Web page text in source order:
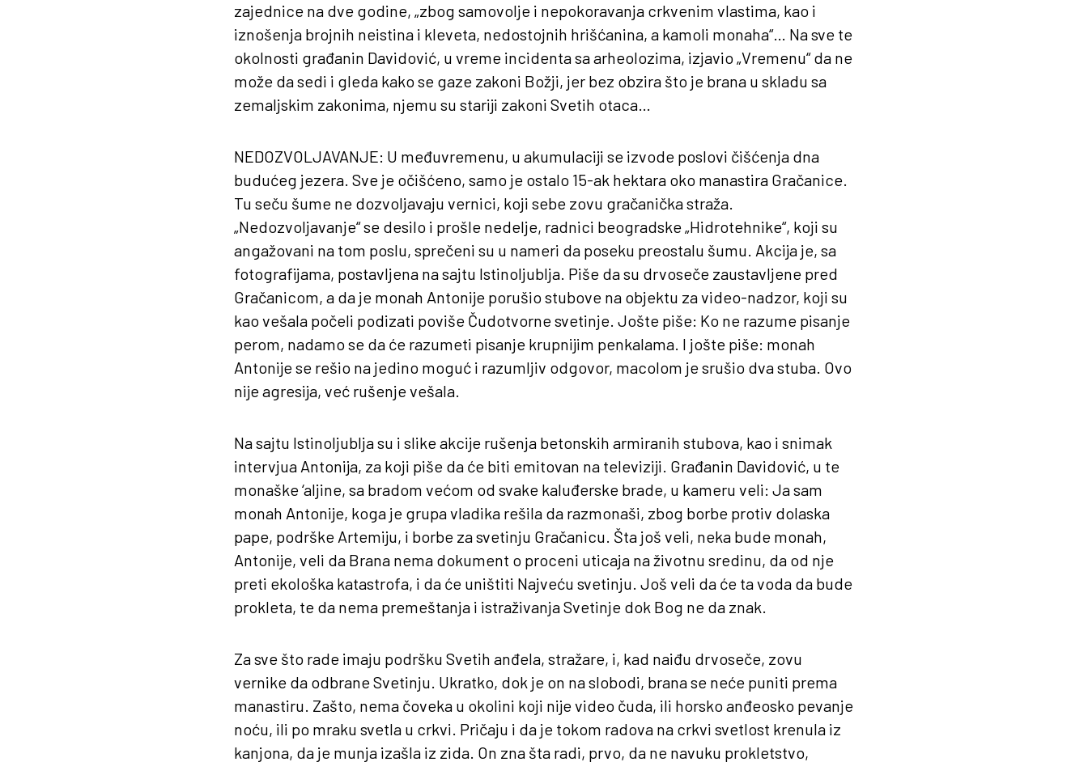
zajednice na dve godine, „zbog samovolje i nepokoravanja crkvenim vlastima, kao i
iznošenja brojnih neistina i kleveta, nedostojnih hrišćanina, a kamoli monaha“… Na sve te
okolnosti građanin Davidović, u vreme incidenta sa arheolozima, izjavio „Vremenu“ da ne
može da sedi i gleda kako se gaze zakoni Božji, jer bez obzira što je brana u skladu sa
zemaljskim zakonima, njemu su stariji zakoni Svetih otaca…
NEDOZVOLJAVANJE: U međuvremenu, u akumulaciji se izvode poslovi čišćenja dna
budućeg jezera. Sve je očišćeno, samo je ostalo 15-ak hektara oko manastira Gračanice.
Tu seču šume ne dozvoljavaju vernici, koji sebe zovu gračanička straža.
„Nedozvoljavanje“ se desilo i prošle nedelje, radnici beogradske „Hidrotehnike“, koji su
angažovani na tom poslu, sprečeni su u nameri da poseku preostalu šumu. Akcija je, sa
fotografijama, postavljena na sajtu Istinoljublja. Piše da su drvoseče zaustavljene pred
Gračanicom, a da je monah Antonije porušio stubove na objektu za video-nadzor, koji su
kao vešala počeli podizati poviše Čudotvorne svetinje. Jošte piše: Ko ne razume pisanje
perom, nadamo se da će razumeti pisanje krupnijim penkalama. I jošte piše: monah
Antonije se rešio na jedino moguć i razumljiv odgovor, macolom je srušio dva stuba. Ovo
nije agresija, već rušenje vešala.
Na sajtu Istinoljublja su i slike akcije rušenja betonskih armiranih stubova, kao i snimak
intervjua Antonija, za koji piše da će biti emitovan na televiziji. Građanin Davidović, u te
monaške ‘aljine, sa bradom većom od svake kaluđerske brade, u kameru veli: Ja sam
monah Antonije, koga je grupa vladika rešila da razmonaši, zbog borbe protiv dolaska
pape, podrške Artemiju, i borbe za svetinju Gračanicu. Šta još veli, neka bude monah,
Antonije, veli da Brana nema dokument o proceni uticaja na životnu sredinu, da od nje
preti ekološka katastrofa, i da će uništiti Najveću svetinju. Još veli da će ta voda da bude
prokleta, te da nema premeštanja i istraživanja Svetinje dok Bog ne da znak.
Za sve što rade imaju podršku Svetih anđela, stražare, i, kad naiđu drvoseče, zovu
vernike da odbrane Svetinju. Ukratko, dok je on na slobodi, brana se neće puniti prema
manastiru. Zašto, nema čoveka u okolini koji nije video čuda, ili horsko anđeosko pevanje
noću, ili po mraku svetla u crkvi. Pričaju i da je tokom radova na crkvi svetlost krenula iz
kanjona, da je munja izašla iz zida. On zna šta radi, prvo, da ne navuku prokletstvo,